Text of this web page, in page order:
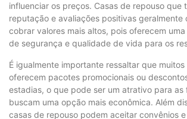
influenciar os preços. Casas de repouso que
reputação e avaliações positivas geralmente
cobrar valores mais altos, pois oferecem
de segurança e qualidade de vida para os
É igualmente importante ressaltar que
oferecem pacotes promocionais ou
estadias, o que pode ser um atrativo para as
buscam uma opção mais econômica. Além
casas de repouso podem aceitar convênios